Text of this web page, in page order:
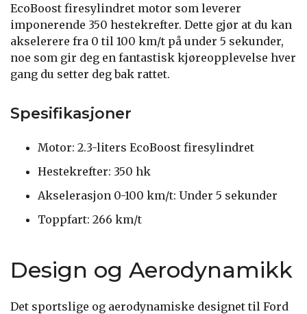
EcoBoost firesylindret motor som leverer
imponerende 350 hestekrefter. Dette gjør at du kan
akselerere fra 0 til 100 km/t på under 5 sekunder,
noe som gir deg en fantastisk kjøreopplevelse hver
gang du setter deg bak rattet.
Spesifikasjoner
Motor: 2.3-liters EcoBoost firesylindret
Hestekrefter: 350 hk
Akselerasjon 0-100 km/t: Under 5 sekunder
Toppfart: 266 km/t
Design og Aerodynamikk
Det sportslige og aerodynamiske designet til Ford